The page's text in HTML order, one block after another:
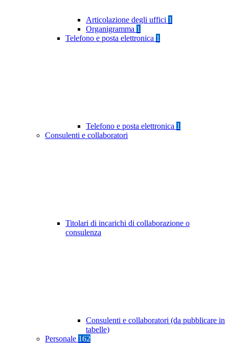
Articolazione degli uffici 1
Organigramma 1
Telefono e posta elettronica 1
Telefono e posta elettronica 1
Consulenti e collaboratori
Titolari di incarichi di collaborazione o
consulenza
Consulenti e collaboratori (da pubblicare in
tabelle)
Personale 162